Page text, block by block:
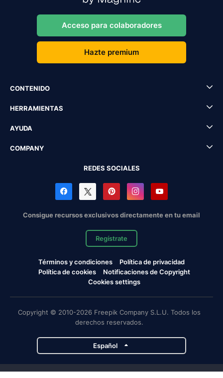
Acceso para colaboradores
Hazte premium
CONTENIDO
HERRAMIENTAS
AYUDA
COMPANY
REDES SOCIALES
Consigue recursos exclusivos directamente en tu email
Regístrate
Términos y condiciones
Política de privacidad
Política de cookies
Notificaciones de Copyright
Cookies settings
Copyright © 2010-2026 Freepik Company S.L.U. Todos los
derechos reservados.
Español